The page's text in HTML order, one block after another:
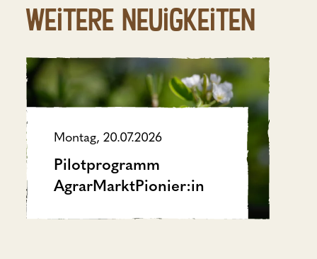
Weitere Neuigkeiten
Montag, 20.07.2026
Pilotprogramm
AgrarMarktPionier:in